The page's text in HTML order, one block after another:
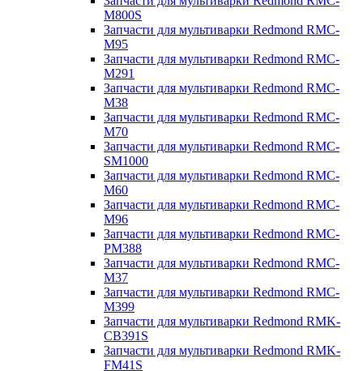
M800S
Запчасти для мультиварки Redmond RMC-
M95
Запчасти для мультиварки Redmond RMC-
M291
Запчасти для мультиварки Redmond RMC-
M38
Запчасти для мультиварки Redmond RMC-
M70
Запчасти для мультиварки Redmond RMC-
SM1000
Запчасти для мультиварки Redmond RMC-
M60
Запчасти для мультиварки Redmond RMC-
M96
Запчасти для мультиварки Redmond RMC-
PM388
Запчасти для мультиварки Redmond RMC-
M37
Запчасти для мультиварки Redmond RMC-
M399
Запчасти для мультиварки Redmond RMK-
CB391S
Запчасти для мультиварки Redmond RMK-
FM41S